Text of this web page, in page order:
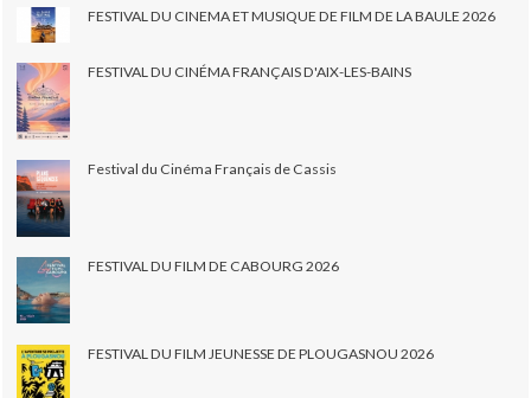
FESTIVAL DU CINEMA ET MUSIQUE DE FILM DE LA BAULE 2026
FESTIVAL DU CINÉMA FRANÇAIS D'AIX-LES-BAINS
Festival du Cinéma Français de Cassis
FESTIVAL DU FILM DE CABOURG 2026
FESTIVAL DU FILM JEUNESSE DE PLOUGASNOU 2026